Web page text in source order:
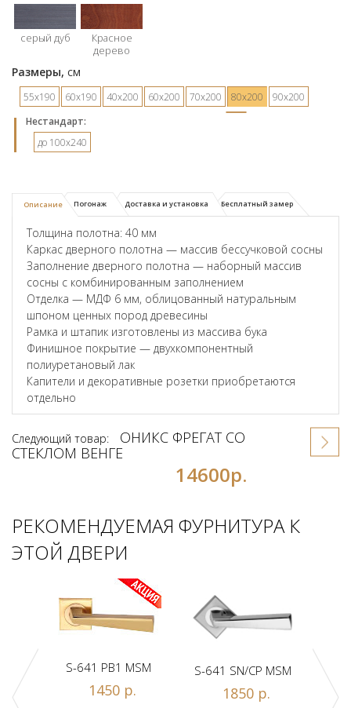
серый дуб
Красное
дерево
Размеры, см
55х190 60х190 40х200 60х200 70х200 80х200
90х200
Hестандарт:
до 100x240
Описание Погонаж Доставка и установка Бесплатный замер
Толщина полотна: 40 мм
Каркас дверного полотна — массив бессучковой сосны
Заполнение дверного полотна — наборный массив
сосны с комбинированным заполнением
Отделка — МДФ 6 мм, облицованный натуральным
шпоном ценных пород древесины
Рамка и штапик изготовлены из массива бука
Финишное покрытие — двухкомпонентный
полиуретановый лак
Капители и декоративные розетки приобретаются
отдельно
Следующий товар:
ОНИКС ФРЕГАТ СО
СТЕКЛОМ ВЕНГЕ
14600р.
РЕКОМЕНДУЕМАЯ ФУРНИТУРА К
ЭТОЙ ДВЕРИ
A
S-641 PB1 MSM
1450 р.
S-641 SN/CP MSM
1850 р.